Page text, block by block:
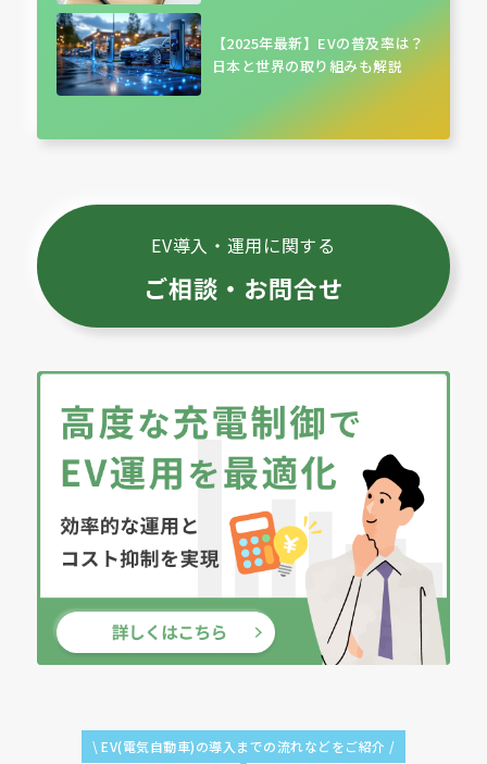
【2025年最新】EVの普及率は？
日本と世界の取り組みも解説
EV導入・運用に関する
ご相談・お問合せ
\ EV(電気自動車)の導入までの流れなどをご紹介 /